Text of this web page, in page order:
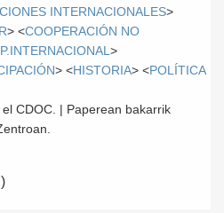
INTERNACIONALES>
> <COOPERACIÓN NO
>
> <HISTORIA> <POLÍTICA
CDOC. | Paperean bakarrik